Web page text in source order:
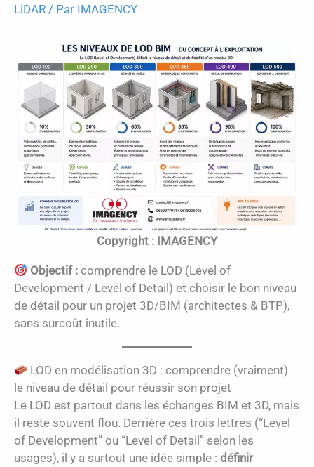
LiDAR / Par IMAGENCY
Copyright : IMAGENCY
Objectif : comprendre le LOD (Level of
Development / Level of Detail) et choisir le bon niveau
de détail pour un projet 3D/BIM (architectes & BTP),
sans surcoût inutile.
LOD en modélisation 3D : comprendre (vraiment)
le niveau de détail pour réussir son projet
Le LOD est partout dans les échanges BIM et 3D, mais
il reste souvent flou. Derrière ces trois lettres (“Level
of Development” ou “Level of Detail” selon les
usages), il y a surtout une idée simple : définir